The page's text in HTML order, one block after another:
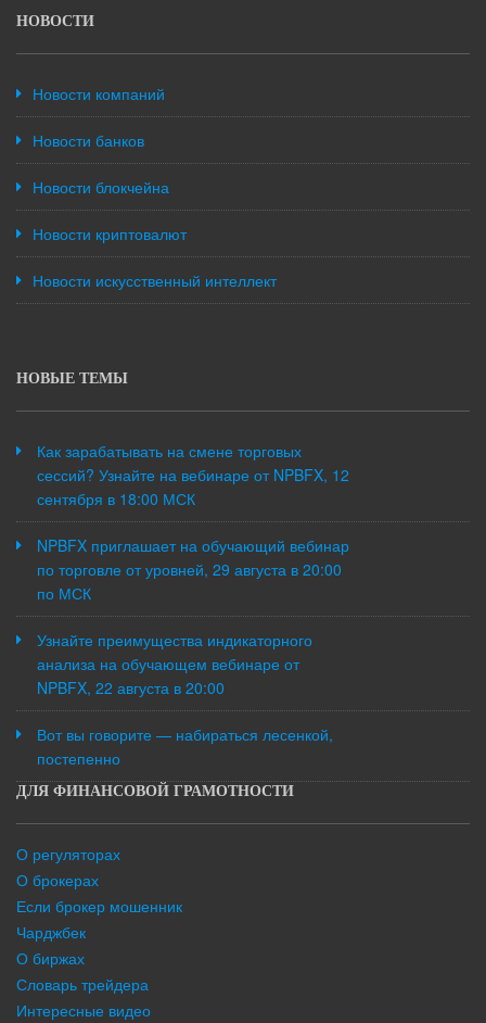
НОВОСТИ
Новости компаний
Новости банков
Новости блокчейна
Новости криптовалют
Новости искусственный интеллект
НОВЫЕ ТЕМЫ
Как зарабатывать на смене торговых
сессий? Узнайте на вебинаре от NPBFX, 12
сентября в 18:00 МСК
NPBFX приглашает на обучающий вебинар
по торговле от уровней, 29 августа в 20:00
по МСК
Узнайте преимущества индикаторного
анализа на обучающем вебинаре от
NPBFX, 22 августа в 20:00
Вот вы говорите — набираться лесенкой,
постепенно
ДЛЯ ФИНАНСОВОЙ ГРАМОТНОСТИ
О регуляторах
О брокерах
Если брокер мошенник
Чарджбек
О биржах
Словарь трейдера
Интересные видео